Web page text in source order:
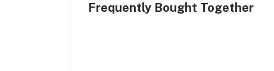
Frequently Bought Together